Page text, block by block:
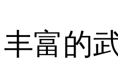
丰富的